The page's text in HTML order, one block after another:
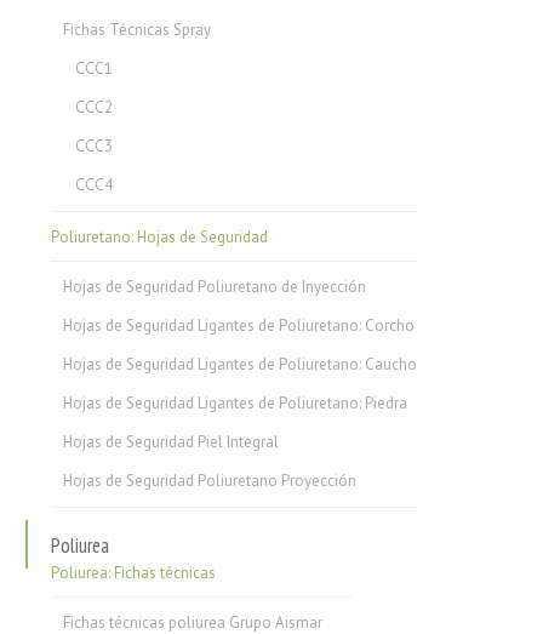
Fichas Técnicas Spray
CCC1
CCC2
CCC3
CCC4
Poliuretano: Hojas de Seguridad
Hojas de Seguridad Poliuretano de Inyección
Hojas de Seguridad Ligantes de Poliuretano: Corcho
Hojas de Seguridad Ligantes de Poliuretano: Caucho
Hojas de Seguridad Ligantes de Poliuretano: Piedra
Hojas de Seguridad Piel Integral
Hojas de Seguridad Poliuretano Proyección
Poliurea
Poliurea: Fichas técnicas
Fichas técnicas poliurea Grupo Aismar